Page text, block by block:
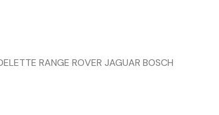
RANGE ROVER JAGUAR BOSCH